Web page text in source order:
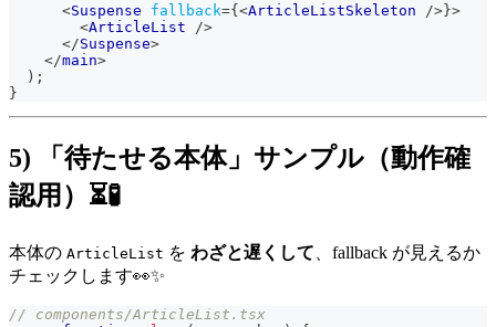
<Suspense fallback={<ArticleListSkeleton />}>
<ArticleList
/>
</Suspense>
</main>
) ;
}
5) 「待たせる本体」サンプル（動作確
認用）⏳🧪
本体の ArticleList を わざと遅くして、fallback が見えるか
チェックします👀✨
// components/ArticleList.tsx